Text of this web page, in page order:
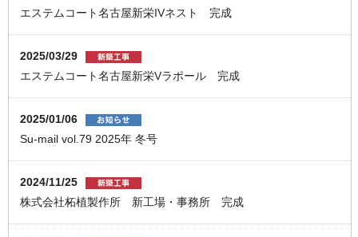
エステムコート名古屋新栄IVネスト 完成
2025/03/29
エステムコート名古屋新栄Vラポール 完成
2025/01/06
Su-mail vol.79 2025年 冬号
2024/11/25
株式会社柘植製作所 新工場・事務所 完成